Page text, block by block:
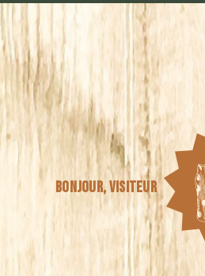
Bonjour,visiteur